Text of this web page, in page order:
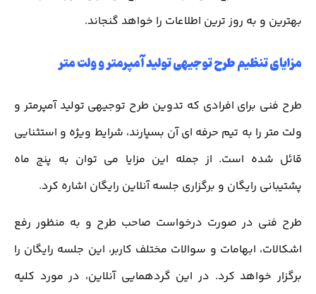
بهترین و به روز ترین اطلاعات را خواهد گنجاند.
مزایای تنظیم طرح توجیهی تولید آمپرمتر و ولت متر
طرح فنی برای افرادی که تدوین طرح توجیهی تولید آمپرمتر و
ولت متر را به تیم حرفه ای آن بسپارند، شرایط ویژه و استثنایی
قائل شده است. از جمله این مزایا می توان به پنج ماه
پشتیبانی رایگان و برگزاری جلسه آنلاین رایگان اشاره کرد.
طرح فنی در صورت درخواست صاحب طرح و به منظور رفع
اشکالات، ابهامات و سوالات مختلف کاربر، این جلسه رایگان را
برگزار خواهد کرد. در این گردهمایی آنلاین، در مورد کلیه